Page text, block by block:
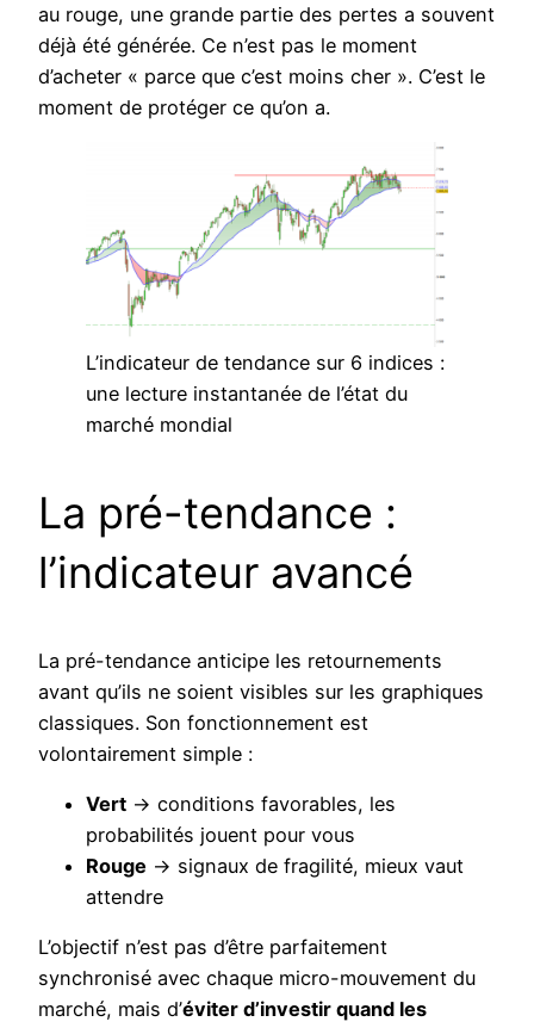
au rouge, une grande partie des pertes a souvent
déjà été générée. Ce n’est pas le moment
d’acheter « parce que c’est moins cher ». C’est le
moment de protéger ce qu’on a.
L’indicateur de tendance sur 6 indices :
une lecture instantanée de l’état du
marché mondial
La pré-tendance :
l’indicateur avancé
La pré-tendance anticipe les retournements
avant qu’ils ne soient visibles sur les graphiques
classiques. Son fonctionnement est
volontairement simple :
Vert → conditions favorables, les
probabilités jouent pour vous
Rouge → signaux de fragilité, mieux vaut
attendre
L’objectif n’est pas d’être parfaitement
synchronisé avec chaque micro-mouvement du
marché, mais d’éviter d’investir quand les